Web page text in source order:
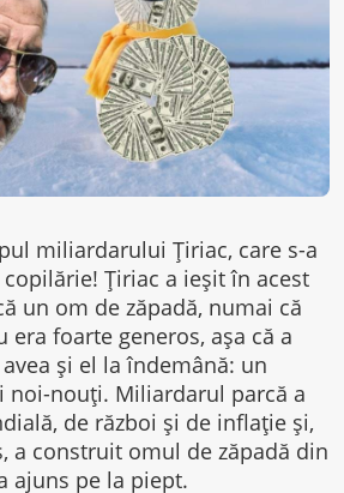
miliardarului Țiriac, care s-a
Țiriac a ieșit în acest
un om de zăpadă, numai că
era foarte generos, așa că a
și el la îndemână: un
noi-nouți. Miliardarul parcă a
de război și de inflație și,
a construit omul de zăpadă din
ajuns pe la piept.